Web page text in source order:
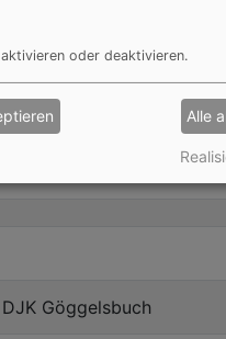
B
DJK Göggelsbuch
DJK Göggelsbuch
oder deaktivieren.
Alle